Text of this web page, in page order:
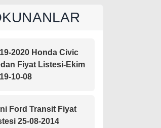
2020 Honda Civic
Fiyat Listesi-Ekim
10-08
Ford Transit Fiyat
25-08-2014